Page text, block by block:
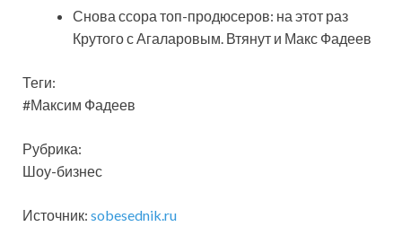
Снова ссора топ-продюсеров: на этот раз
Крутого с Агаларовым. Втянут и Макс Фадеев
Теги:
#Максим Фадеев
Рубрика:
Шоу-бизнес
Источник: sobesednik.ru